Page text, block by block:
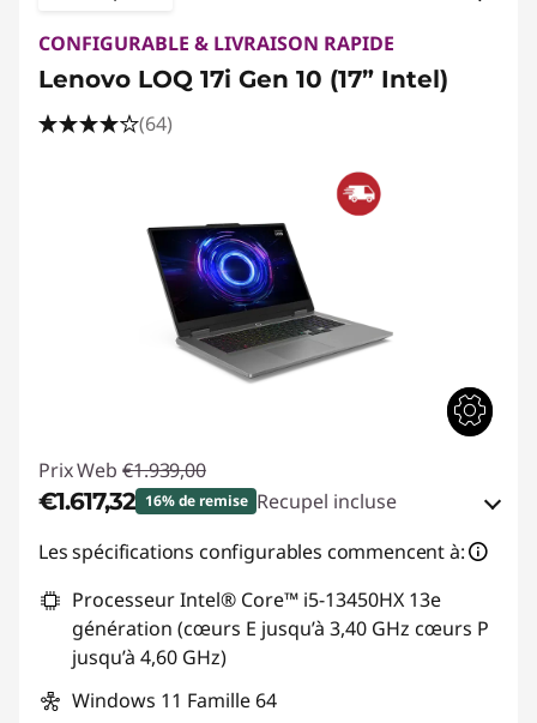
CONFIGURABLE & LIVRAISON RAPIDE
Lenovo LOQ 17i Gen 10 (17” Intel)
(64)
Prix Web €1.939,00
€1.617,32 16% de remise Recupel incluse
Bons de réduction en ligne :-€321,68
Code de réduction : GAMING-DEAL
Les spécifications configurables commencent à:
Processeur Intel® Core™ i5-13450HX 13e
génération (cœurs E jusqu’à 3,40 GHz cœurs P
jusqu’à 4,60 GHz)
Windows 11 Famille 64